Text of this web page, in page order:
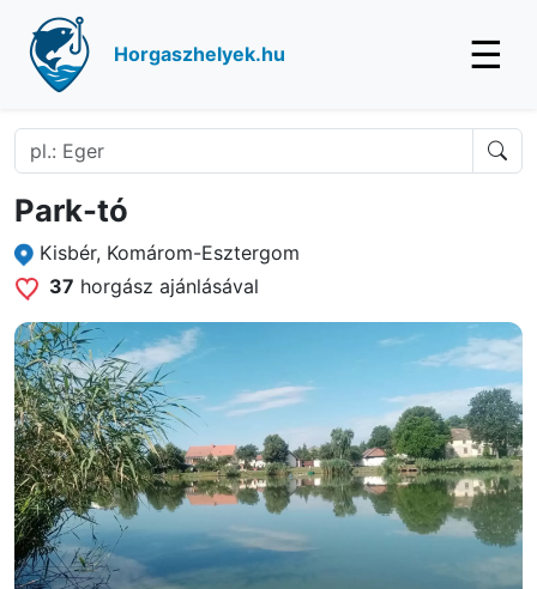
Horgaszhelyek.hu ☰
Park-tó
Kisbér, Komárom-Esztergom
37 horgász ajánlásával